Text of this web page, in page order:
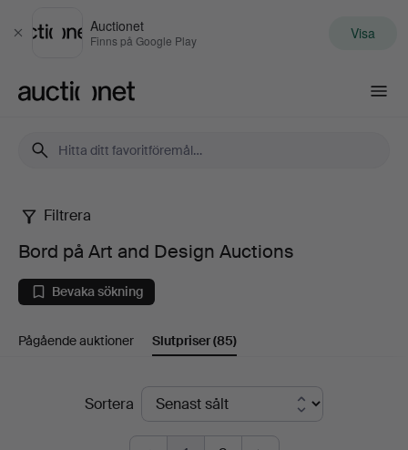
Stäng
Auctionet
Finns på Google Play Visa
Bord
på
Art
and
Design
Filtrera
Bord på Art and Design Auctions
Bevaka sökning
Pågående auktioner Slutpriser(85)
SlutpriserSortera